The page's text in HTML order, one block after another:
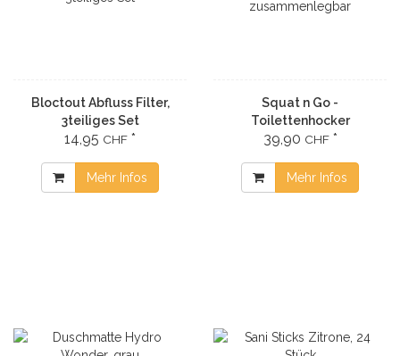
Bloctout Abfluss Filter,
3teiliges Set
14,95 CHF *
Mehr Infos
Squat n Go -
Toilettenhocker
zusammenlegbar
39,90 CHF*
Mehr Infos